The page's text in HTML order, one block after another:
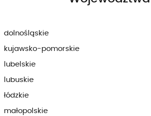
dolnośląskie
kujawsko-pomorskie
lubelskie
lubuskie
łódzkie
małopolskie